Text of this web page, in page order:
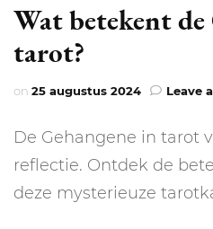
Wat betekent de
tarot?
on 25 augustus 2024 Leave
De Gehangene in tarot
reflectie. Ontdek de
deze mysterieuze